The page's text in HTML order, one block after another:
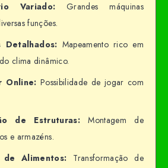
Variado: Grandes máquinas
funções.
Detalhados: Mapeamento rico em
clima dinâmico.
Online: Possibilidade de jogar com
de Estruturas: Montagem de
e armazéns.
de Alimentos: Transformação de